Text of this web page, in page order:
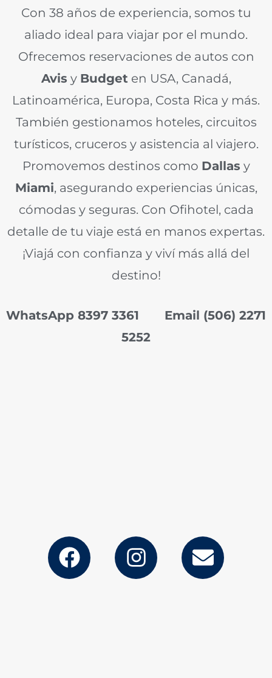
Con 38 años de experiencia, somos tu
aliado ideal para viajar por el mundo.
Ofrecemos reservaciones de autos con
Avis y Budgeten USA, Canadá,
Latinoamérica, Europa, Costa Rica y más.
También gestionamos hoteles, circuitos
turísticos, cruceros y asistencia al viajero.
Promovemos destinos como Dallas y
Miami, asegurando experiencias únicas,
cómodas y seguras. Con Ofihotel, cada
detalle de tu viaje está en manos expertas.
¡Viajá con confianza y viví más allá del
destino!
WhatsApp 8397 3361 Email (506) 2271
5252